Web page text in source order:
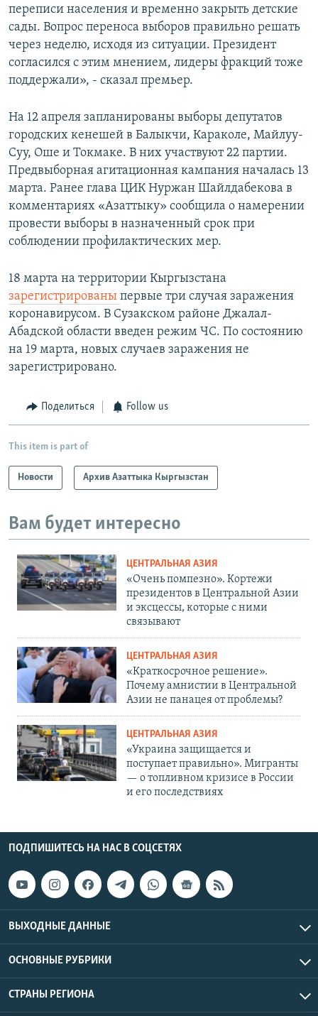
переписи населения и временно закрыть детские
сады. Вопрос переноса выборов правильно решать
через неделю, исходя из ситуации. Президент
согласился с этим мнением, лидеры фракций тоже
поддержали», - сказал премьер.
На 12 апреля запланированы выборы депутатов
городских кенешей в Балыкчи, Караколе, Майлуу-
Суу, Оше и Токмаке. В них участвуют 22 партии.
Предвыборная агитационная кампания началась 13
марта. Ранее глава ЦИК Нуржан Шайлдабекова в
комментариях «Азаттыку» сообщила о намерении
провести выборы в назначенный срок при
соблюдении профилактических мер.
18 марта на территории Кыргызстана
зарегистрированы первые три случая заражения
коронавирусом. В Сузакском районе Джалал-
Абадской области введен режим ЧС. По состоянию
на 19 марта, новых случаев заражения не
зарегистрировано.
Поделиться Follow us
This item is part of
Новости Архив Азаттыка Кыргызстан
Вам будет интересно
ЦЕНТРАЛЬНАЯ АЗИЯ
«Очень помпезно». Кортежи
президентов в Центральной Азии
и эксцессы, которые с ними
связывают
ЦЕНТРАЛЬНАЯ АЗИЯ
«Краткосрочное решение».
Почему амнистии в Центральной
Азии не панацея от проблемы?
ЦЕНТРАЛЬНАЯ АЗИЯ
«Украина защищается и
поступает правильно». Мигранты
— о топливном кризисе в России
и его последствиях
ПОДПИШИТЕСЬ НА НАС В СОЦСЕТЯХ
ВЫХОДНЫЕ ДАННЫЕ
ОСНОВНЫЕ РУБРИКИ
СТРАНЫ РЕГИОНА